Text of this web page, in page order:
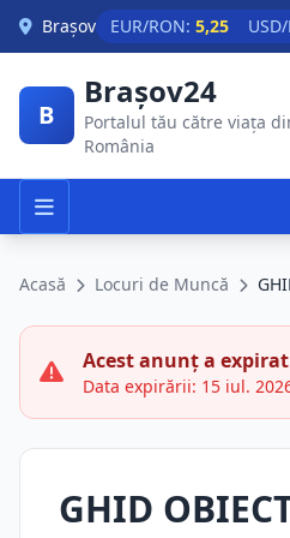
Skip to main content
Brașov EUR/RON: 5,25
B
Brașov24
Portalul tău către viața
România
Acasă Locuri de Muncă
Acest anunț a expirat
Data expirării: 15 iul.
GHID